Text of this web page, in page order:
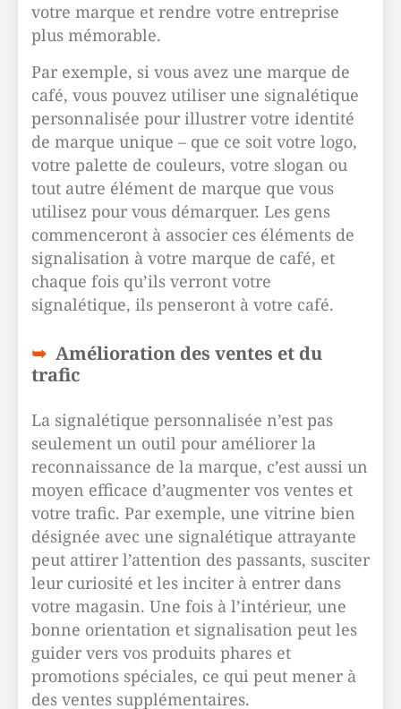
votre marque et rendre votre entreprise
plus mémorable.
Par exemple, si vous avez une marque de
café, vous pouvez utiliser une signalétique
personnalisée pour illustrer votre identité
de marque unique – que ce soit votre logo,
votre palette de couleurs, votre slogan ou
tout autre élément de marque que vous
utilisez pour vous démarquer. Les gens
commenceront à associer ces éléments de
signalisation à votre marque de café, et
chaque fois qu’ils verront votre
signalétique, ils penseront à votre café.
Amélioration des ventes et du
trafic
La signalétique personnalisée n’est pas
seulement un outil pour améliorer la
reconnaissance de la marque, c’est aussi un
moyen efficace d’augmenter vos ventes et
votre trafic. Par exemple, une vitrine bien
désignée avec une signalétique attrayante
peut attirer l’attention des passants, susciter
leur curiosité et les inciter à entrer dans
votre magasin. Une fois à l’intérieur, une
bonne orientation et signalisation peut les
guider vers vos produits phares et
promotions spéciales, ce qui peut mener à
des ventes supplémentaires.